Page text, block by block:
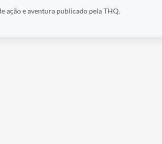
ação e aventura publicado pela THQ.